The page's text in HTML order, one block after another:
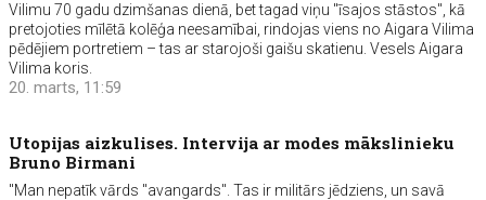
Vilimu 70 gadu dzimšanas dienā, bet tagad viņu "īsajos stāstos", kā
pretojoties mīlētā kolēģa neesamībai, rindojas viens no Aigara Vilima
pēdējiem portretiem – tas ar starojoši gaišu skatienu. Vesels Aigara
Vilima koris.
20. marts, 11:59
Utopijas aizkulises. Intervija ar modes mākslinieku
Bruno Birmani
"Man nepatīk vārds "avangards". Tas ir militārs jēdziens, un savā